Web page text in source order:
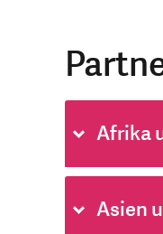
Afrika
Asien